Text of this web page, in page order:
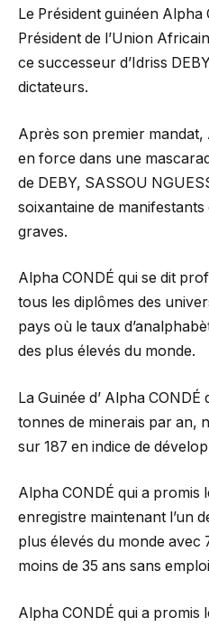
Le Président guinéen Alpha
Président de l’Union
ce successeur d’Idriss
dictateurs.
Après son premier mandat,
en force dans une
de DEBY, SASSOU
soixantaine de
graves.
Alpha CONDÉ qui se dit
tous les diplômes des
pays où le taux
des plus élevés du monde.
La Guinée d’ Alpha
tonnes de minerais par an,
sur 187 en indice de
Alpha CONDÉ qui a promis
enregistre maintenant l’un
plus élevés du monde avec
moins de 35 ans sans
Alpha CONDÉ qui a promis